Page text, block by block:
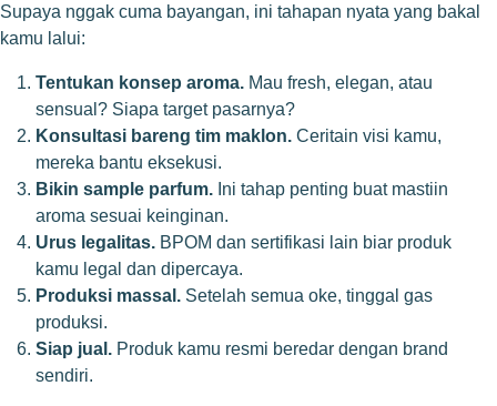
Supaya nggak cuma bayangan, ini tahapan nyata yang bakal
kamu lalui:
Tentukan konsep aroma. Mau fresh, elegan, atau
sensual? Siapa target pasarnya?
Konsultasi bareng tim maklon. Ceritain visi kamu,
mereka bantu eksekusi.
Bikin sample parfum. Ini tahap penting buat mastiin
aroma sesuai keinginan.
Urus legalitas. BPOM dan sertifikasi lain biar produk
kamu legal dan dipercaya.
Produksi massal. Setelah semua oke, tinggal gas
produksi.
Siap jual. Produk kamu resmi beredar dengan brand
sendiri.